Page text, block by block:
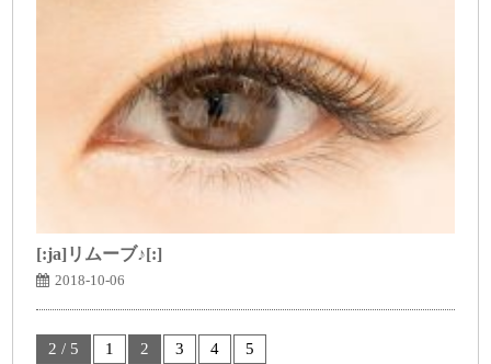
[:ja]リムーブ♪[:]
2018-10-06
2 / 5 1 2 3 4 5